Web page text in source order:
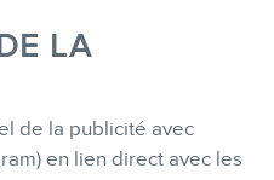
LA
de la publicité avec
en lien direct avec les